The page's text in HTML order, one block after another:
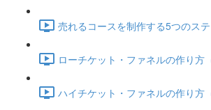
売れるコースを制作する5つのス
ローチケット・ファネルの作り方
ハイチケット・ファネルの作り方